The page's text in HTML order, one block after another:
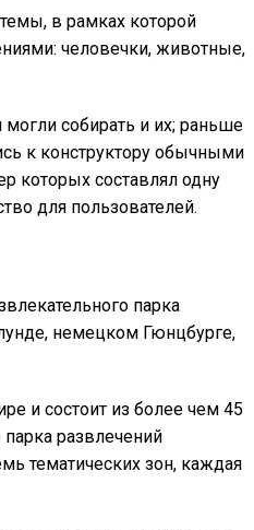
в рамках которой
человечки, животные,
могли собирать и их; раньше
к конструктору обычными
которых составлял одну
для пользователей.
парка
немецком Гюнцбурге,
и состоит из более чем 45
развлечений
тематических зон, каждая